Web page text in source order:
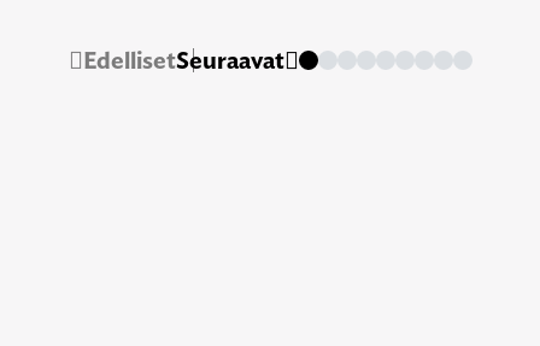
EdellisetSeuraavat